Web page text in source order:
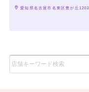
愛知県名古屋市名東区豊が丘1203